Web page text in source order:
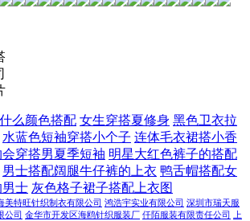
么颜色搭配 女生穿搭夏修身 黑色卫衣拉
水蓝色短袖穿搭小个子 连体毛衣裙搭小香
穿搭男夏季短袖 明星大红色裤子的搭配
男士搭配阔腿牛仔裤的上衣 鸭舌帽搭配女
士 灰色格子裙子搭配上衣图
美特旺针织制衣有限公司 鸿浩宇实业有限公司 深圳市瑞天服
公司 金华市开发区海鸥针织服装厂 仟陌服装有限责任公司
上